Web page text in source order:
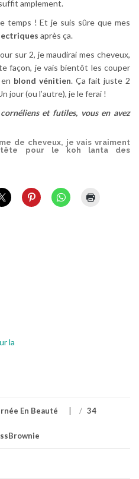
amplement.
temps ! Et je suis sûre que mes
après ça.
sur 2, je maudirai mes cheveux,
façon, je vais bientôt les couper
blond vénitien. Ça fait juste 2
jour (ou l’autre), je le ferai !
et futiles, vous en avez
de cheveux, je vais vraiment
pour le koh lanta des
la
En Beauté / 34